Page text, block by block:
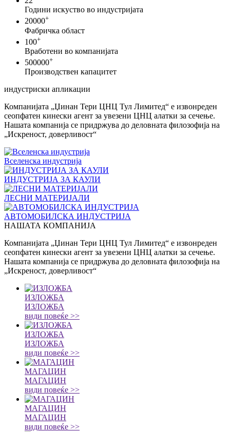
Години искуство во индустријата
20000+
Фабричка област
100+
Вработени во компанијата
500000+
Производствен капацитет
индустриски апликации
Компанијата „Џинан Тери ЦНЦ Тул Лимитед“ е извонреден
сеопфатен кинески агент за увезени ЦНЦ алатки за сечење.
Нашата компанија се придржува до деловната филозофија на
„Искреност, доверливост“
Вселенска индустрија
ИНДУСТРИЈА ЗА КАУЛИ
ЛЕСНИ МАТЕРИЈАЛИ
АВТОМОБИЛСКА ИНДУСТРИЈА
НАШАТА КОМПАНИЈА
Компанијата „Џинан Тери ЦНЦ Тул Лимитед“ е извонреден
сеопфатен кинески агент за увезени ЦНЦ алатки за сечење.
Нашата компанија се придржува до деловната филозофија на
„Искреност, доверливост“
ИЗЛОЖБА
ИЗЛОЖБА
види повеќе >>
ИЗЛОЖБА
ИЗЛОЖБА
види повеќе >>
МАГАЦИН
МАГАЦИН
види повеќе >>
МАГАЦИН
МАГАЦИН
види повеќе >>